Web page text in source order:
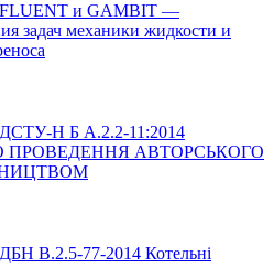
FLUENT и GAMBIT —
задач механики жидкости и
ДСТУ-Н Б А.2.2-11:2014
АВТОРСЬКОГО
ДБН В.2.5-77-2014 Котельні